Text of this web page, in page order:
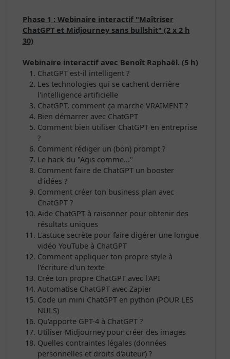
Phase 1 : Webinaire interactif "Maîtriser
ChatGPT et Midjourney sans bullshit" (2 x 2 h
30)
Webinaire interactif avec Benoît Raphaël. (5 h)
ChatGPT est-il intelligent ?
Les technologies qui se cachent derrière
l'intelligence artificielle
ChatGPT, comment ça marche VRAIMENT ?
Bien démarrer avec ChatGPT
Comment bien utiliser ChatGPT en entreprise
?
Comment rédiger un (bon) prompt ?
Le hack du "Agis comme..."
Comment faire de ChatGPT un booster
d'idées ?
Comment créer ton business plan avec
ChatGPT ?
Aide ChatGPT à raisonner pour obtenir des
résultats uniques
L'astuce secrète pour faire digérer une longue
vidéo YouTube à ChatGPT
Comment appliquer ton propre style à
l'écriture d'un texte
Crée ton propre ChatGPT avec l'API
Automatise ChatGPT avec Zapier
Code un mini ChatGPT en python (POUR LES
NULS)
Qu'apporte GPT-4 à ChatGPT ?
Utiliser Midjourney pour créer des images
Quelles contraintes légales (données
personnelles et droits d'auteur) ?